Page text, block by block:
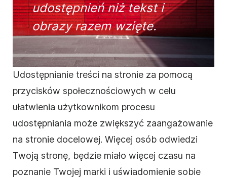
udostępnień niż tekst i
obrazy razem wzięte.
Udostępnianie treści na stronie za pomocą
przycisków społecznościowych w celu
ułatwienia użytkownikom procesu
udostępniania może zwiększyć zaangażowanie
na stronie docelowej. Więcej osób odwiedzi
Twoją stronę, będzie miało więcej czasu na
poznanie Twojej marki i uświadomienie sobie